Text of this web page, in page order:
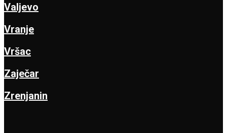
Valjevo
Vranje
Vršac
Zaječar
Zrenjanin